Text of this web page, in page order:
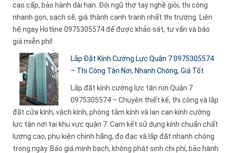
cao cấp, bảo hành dài hạn. Đội ngũ thợ tay nghề giỏi, thi công
nhanh gọn, sạch sẽ, giá thành cạnh tranh nhất thị trường. Liên
hệ ngay Hotline 0975305574 để được khảo sát, tư vấn và báo
giá miễn phí!
Lắp Đặt Kính Cường Lực Quận 7 0975305574
– Thi Công Tận Nơi, Nhanh Chóng, Giá Tốt
Lắp đặt kính cường lực tận nơi Quận 7
0975305574 – Chuyên thiết kế, thi công và lắp
đặt cửa kính, vách kính, phòng tắm kính và lan can kính cường
lực tận nơi tại khu vực quận 7. Cam kết sử dụng kính chuẩn chất
lượng cao, phụ kiện chính hãng, đo đạc và lắp đặt nhanh chóng
trong ngày. Báo giá minh bạch, không phát sinh chi phí, bảo hành